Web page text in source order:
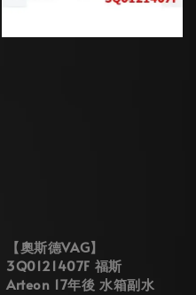
【奧斯德VAG】
3Q0121407F 福斯
Arteon 17年後 水箱副水